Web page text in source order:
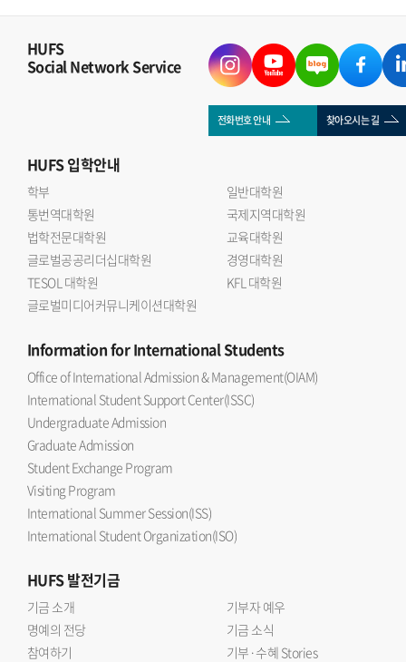
HUFS
Social Network Service
전화번호 안내 찾아오시는 길
HUFS입학안내
학부
일반대학원
통번역대학원
국제지역대학원
법학전문대학원
교육대학원
글로벌공공리더십대학원
경영대학원
TESOL 대학원
KFL 대학원
글로벌미디어커뮤니케이션대학원
Informationfor International Students
Office of International Admission & Management(OIAM)
International Student Support Center(ISSC)
Undergraduate Admission
Graduate Admission
Student Exchange Program
Visiting Program
International Summer Session(ISS)
International Student Organization(ISO)
HUFS발전기금
기금 소개
기부자 예우
명예의 전당
기금 소식
참여하기
기부·수혜 Stories